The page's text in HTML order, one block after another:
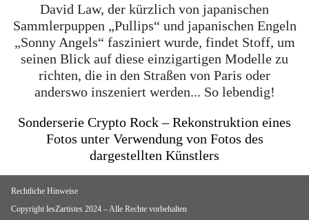
David Law, der kürzlich von japanischen
Sammlerpuppen „Pullips“ und japanischen Engeln
„Sonny Angels“ fasziniert wurde, findet Stoff, um
seinen Blick auf diese einzigartigen Modelle zu
richten, die in den Straßen von Paris oder
anderswo inszeniert werden... So lebendig!
Sonderserie Crypto Rock – Rekonstruktion eines
Fotos unter Verwendung von Fotos des
dargestellten Künstlers
Rechtliche Hinweise
Copyright lesZartistes 2024 – Alle Rechte vorbehalten